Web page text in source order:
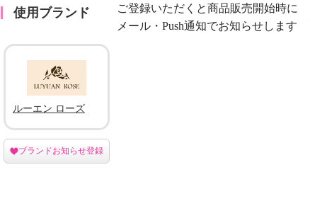
使用ブランド
ご登録いただくと商品販売開始時に
メール・Push通知でお知らせします
ルーエン ローズ
ブランドお知らせ登録